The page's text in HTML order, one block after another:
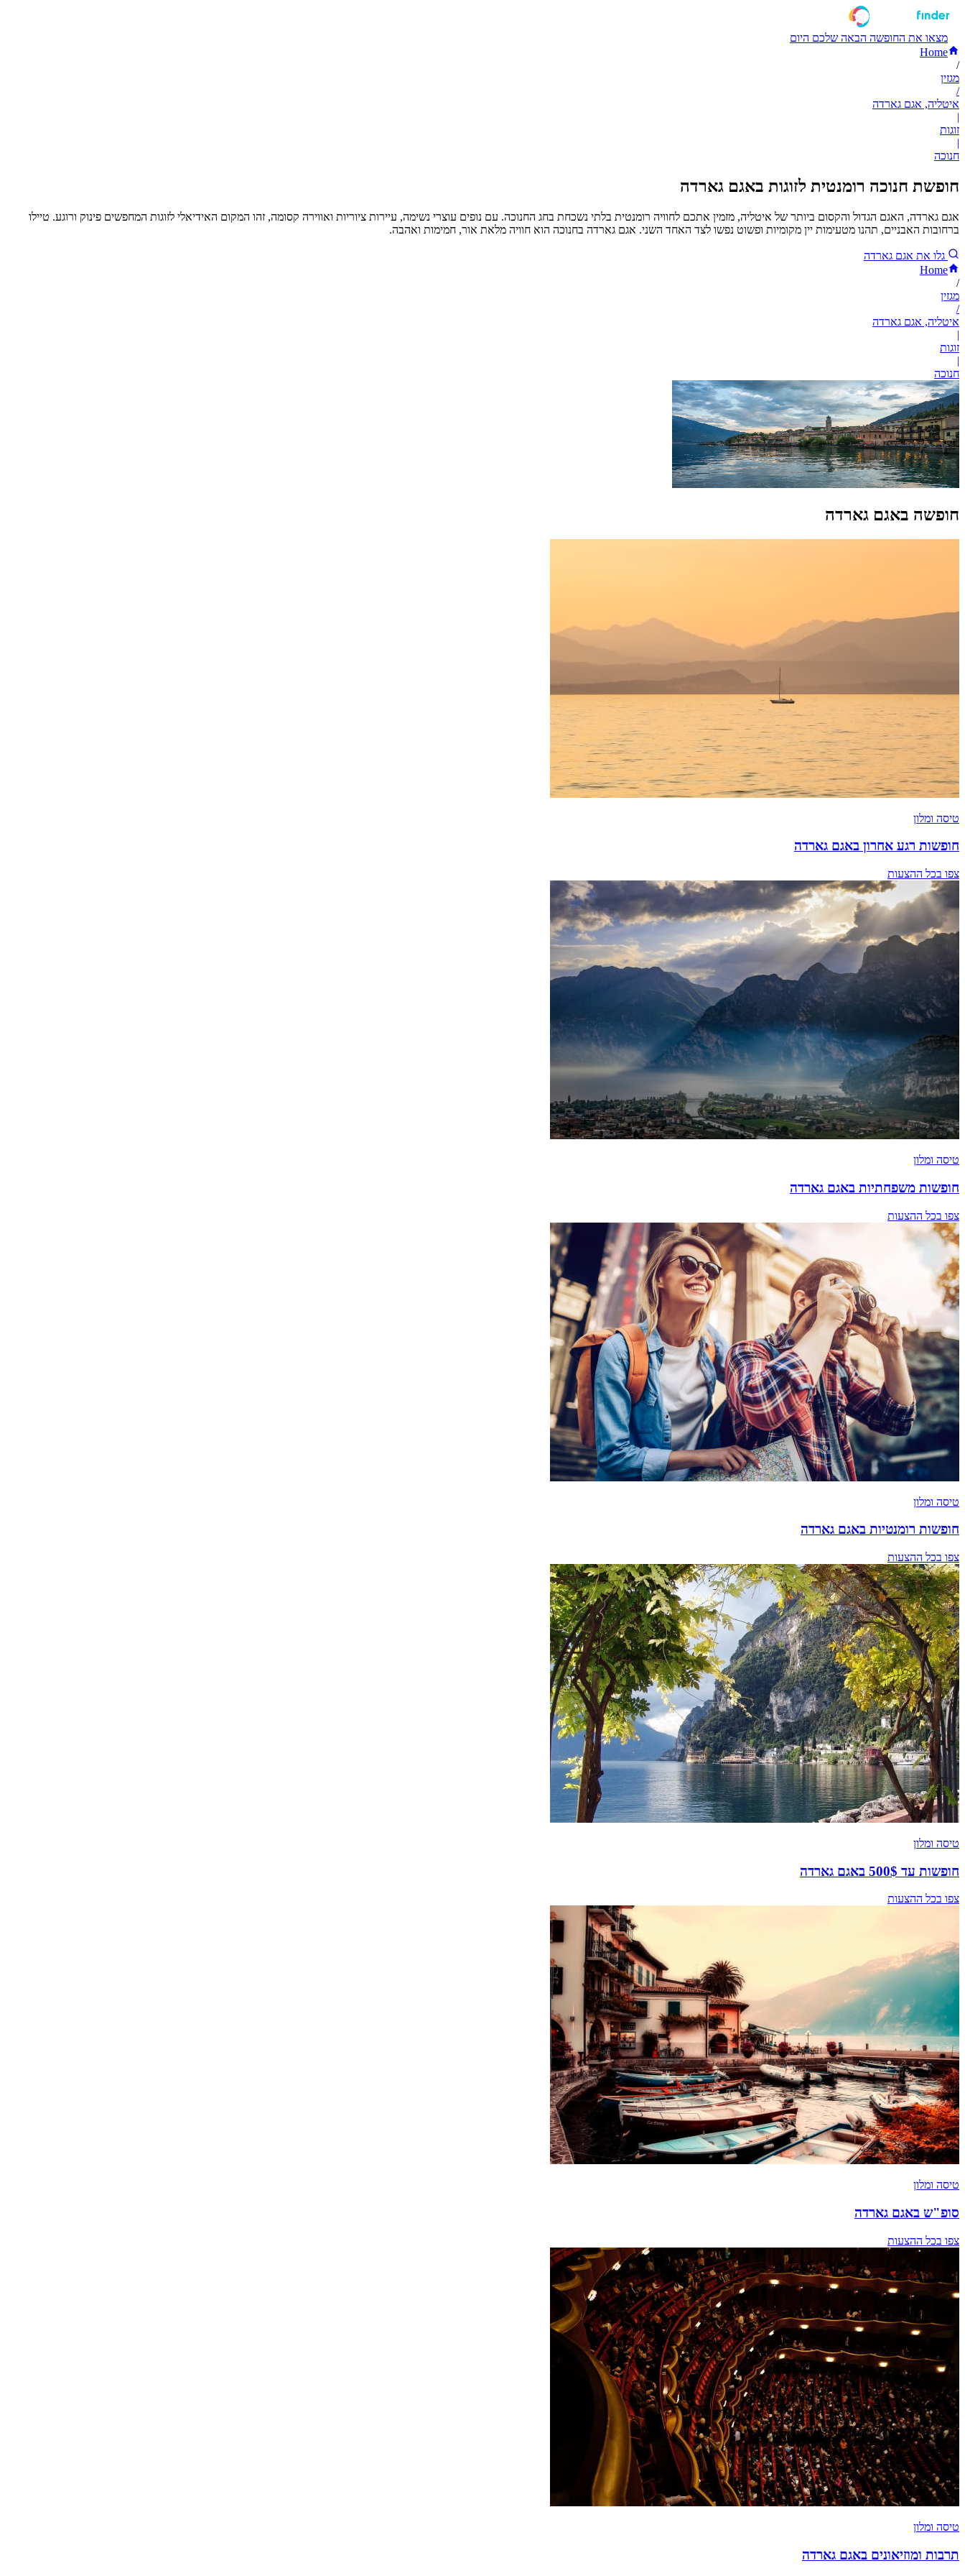
מצאו את החופשה הבאה שלכם היום
Home
/
מגזין
/
איטליה, אגם גארדה
|
זוגות
|
חנוכה
חופשת חנוכה רומנטית לזוגות באגם גארדה
אגם גארדה, האגם הגדול והקסום ביותר של איטליה, מזמין אתכם לחוויה רומנטית בלתי נשכחת בחג החנוכה. עם נופים עוצרי נשימה, עיירות ציוריות ואווירה קסומה, זהו המקום האידיאלי לזוגות המחפשים פינוק ורוגע. טיילו
ברחובות האבניים, תהנו מטעימות יין מקומיות ופשוט נפשו לצד האחד השני. אגם גארדה בחנוכה הוא חוויה מלאת אור, חמימות ואהבה.
גלו את אגם גארדה
Home
/
מגזין
/
איטליה, אגם גארדה
|
זוגות
|
חנוכה
חופשה באגם גארדה
טיסה ומלון
חופשות רגע אחרון באגם גארדה
צפו בכל ההצעות
טיסה ומלון
חופשות משפחתיות באגם גארדה
צפו בכל ההצעות
טיסה ומלון
חופשות רומנטיות באגם גארדה
צפו בכל ההצעות
טיסה ומלון
חופשות עד 500$ באגם גארדה
צפו בכל ההצעות
טיסה ומלון
סופ"ש באגם גארדה
צפו בכל ההצעות
טיסה ומלון
תרבות ומוזיאונים באגם גארדה